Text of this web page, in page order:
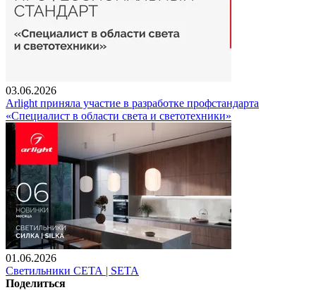
03.06.2026
Arlight приняла участие в разработке профстандарта
«Специалист в области света и светотехники»
01.06.2026
Светильники СЕТА | SETA
Поделиться